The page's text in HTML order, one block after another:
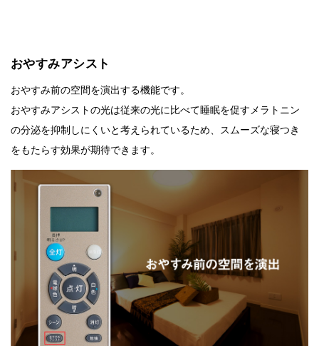
おやすみアシスト
おやすみ前の空間を演出する機能です。
おやすみアシストの光は従来の光に比べて睡眠を促すメラトニン
の分泌を抑制しにくいと考えられているため、スムーズな寝つき
をもたらす効果が期待できます。